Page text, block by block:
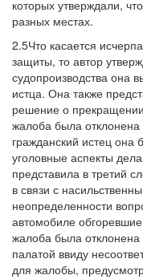
которых утверждали,
разных местах.
2.5Что касается
защиты, то автор
судопроизводства она
истца. Она также
решение о
жалоба была отклонена
гражданский истец
уголовные аспекты
представила в третий
в связи с
неопределенности
автомобиле
жалоба была отклонена
палатой ввиду
для жалобы,